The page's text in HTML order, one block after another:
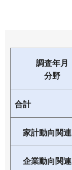
調査年月
分野
合計
家計動向関連
企業動向関連